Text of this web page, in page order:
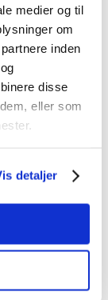
medier og til
om
inden
disse
eller som
detaljer
rigtige
en færdig,
på.